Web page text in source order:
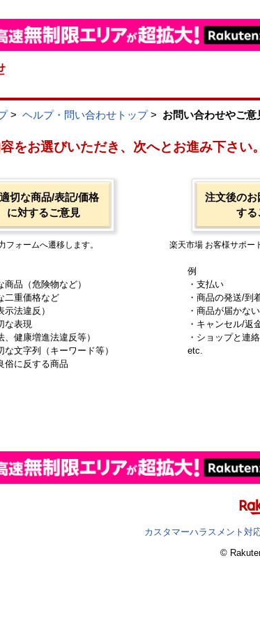
> ヘルプ・問い合わせトップ> お問い合わせやご意
をお選びいただき、次へとお進み下さい。
切な商品/表記/価格
に対するご意見
フォームへ遷移します。
商品（危険物など）
二重価格など
示法違反）
な表現
、健康増進法違反等）
な文字列（キーワード等）
俗に反する商品
注文後のお
する
楽天市場 お客様サポー
例
・支払い
・商品の発送/到
・商品が届かない
・キャンセル/返
・ショップと連
etc.
カスタマーハラスメント対
©